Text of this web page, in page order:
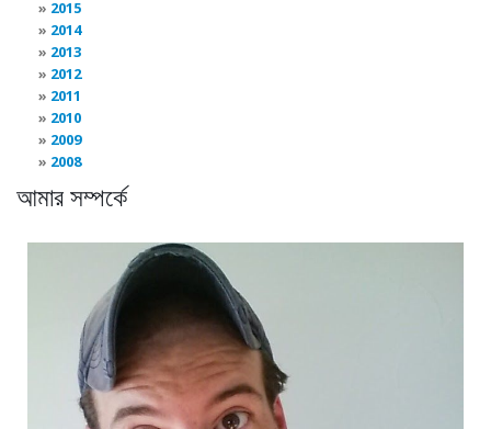
2015
2014
2013
2012
2011
2010
2009
2008
আমার সম্পর্কে